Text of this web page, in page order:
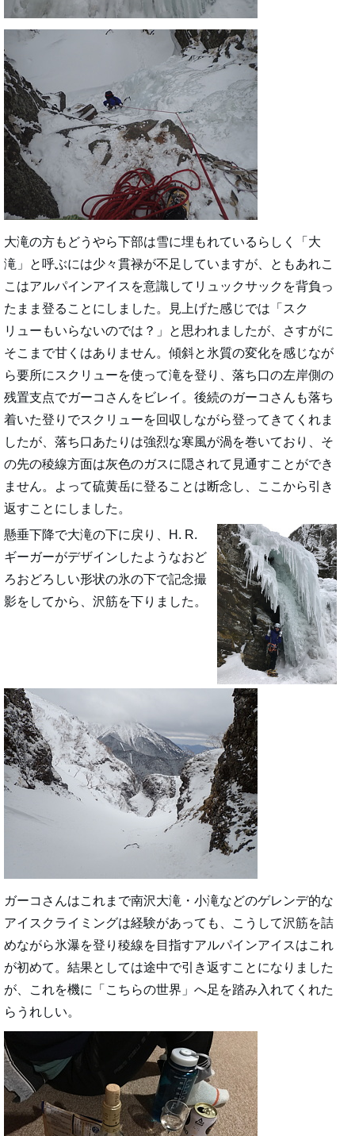
大滝の方もどうやら下部は雪に埋もれているらしく「大
滝」と呼ぶには少々貫禄が不足していますが、ともあれこ
こはアルパインアイスを意識してリュックサックを背負っ
たまま登ることにしました。見上げた感じでは「スク
リューもいらないのでは？」と思われましたが、さすがに
そこまで甘くはありません。傾斜と氷質の変化を感じなが
ら要所にスクリューを使って滝を登り、落ち口の左岸側の
残置支点でガーコさんをビレイ。後続のガーコさんも落ち
着いた登りでスクリューを回収しながら登ってきてくれま
したが、落ち口あたりは強烈な寒風が渦を巻いており、そ
の先の稜線方面は灰色のガスに隠されて見通すことができ
ません。よって硫黄岳に登ることは断念し、ここから引き
返すことにしました。
懸垂下降で大滝の下に戻り、H. R.
ギーガーがデザインしたようなおど
ろおどろしい形状の氷の下で記念撮
影をしてから、沢筋を下りました。
ガーコさんはこれまで南沢大滝・小滝などのゲレンデ的な
アイスクライミングは経験があっても、こうして沢筋を詰
めながら氷瀑を登り稜線を目指すアルパインアイスはこれ
が初めて。結果としては途中で引き返すことになりました
が、これを機に「こちらの世界」へ足を踏み入れてくれた
らうれしい。